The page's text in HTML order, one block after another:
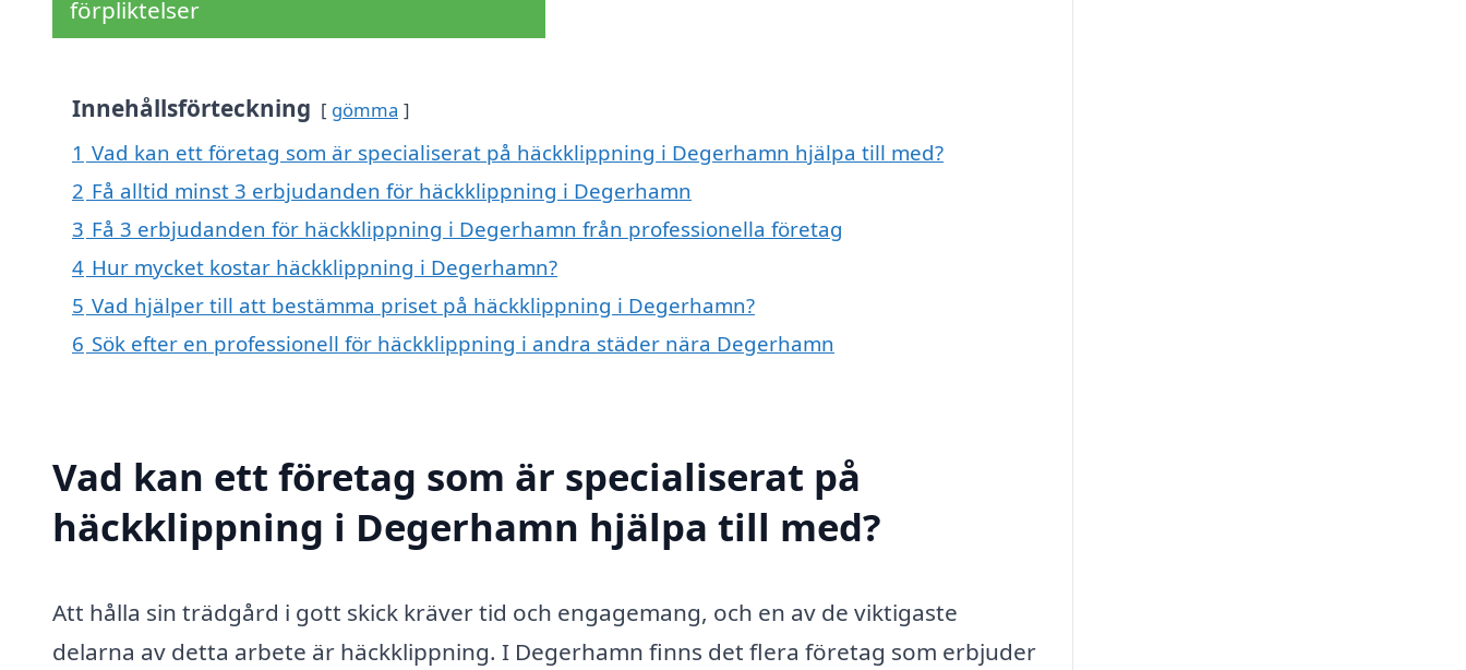
förpliktelser
Innehållsförteckning gömma
1 Vad kan ett företag som är specialiserat på häckklippning i Degerhamn hjälpa till med?
2 Få alltid minst 3 erbjudanden för häckklippning i Degerhamn
3 Få 3 erbjudanden för häckklippning i Degerhamn från professionella företag
4 Hur mycket kostar häckklippning i Degerhamn?
5 Vad hjälper till att bestämma priset på häckklippning i Degerhamn?
6 Sök efter en professionell för häckklippning i andra städer nära Degerhamn
Vad kan ett företag som är specialiserat på
häckklippning i Degerhamn hjälpa till med?
Att hålla sin trädgård i gott skick kräver tid och engagemang, och en av de viktigaste
delarna av detta arbete är häckklippning. I Degerhamn finns det flera företag som erbjuder